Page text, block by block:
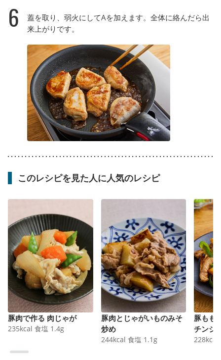
6
蓋を取り、弱火にしてAを加えます。全体に絡んだら出
来上がりです。
このレシピを見た人に人気のレシピ
豚肉で作る 肉じゃが
235kcal 食塩 1.4g
豚肉とじゃがいものみそ
炒め
244kcal 食塩 1.1 g
豚もも
チンジ
228kcal